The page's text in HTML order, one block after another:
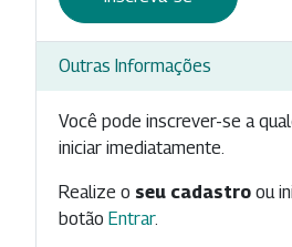
Outras Informações
Você pode inscrever-se a
iniciar imediatamente.
Realize o seu cadastro ou
botão Entrar.